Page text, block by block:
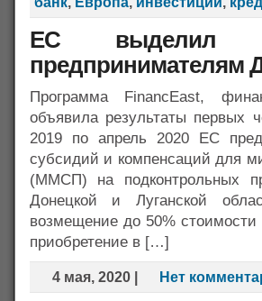
ЕС выделил
предпринимателям
Программа FinancEast,
объявила результаты первых
2019 по апрель 2020 ЕС
субсидий и компенсаций для
(ММСП) на подконтрольных
Донецкой и Луганской
возмещение до 50%
приобретение в […]
4 мая, 2020| Нет